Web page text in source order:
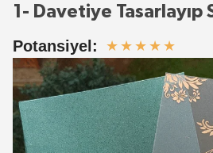
1- Davetiye Tasarlayıp
Potansiyel: ★ ★ ★ ★ ★